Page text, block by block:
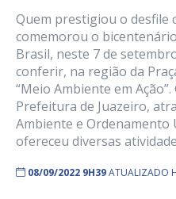
Quem prestigiou o desfile
comemorou o
Brasil, neste 7 de
conferir, na região da
“Meio Ambiente em
Prefeitura de Juazeiro,
Ambiente e Ordenamento
ofereceu diversas
08/09/2022 9H39ATUALIZADO